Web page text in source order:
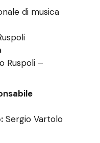
di musica
Ruspoli –
Sergio Vartolo